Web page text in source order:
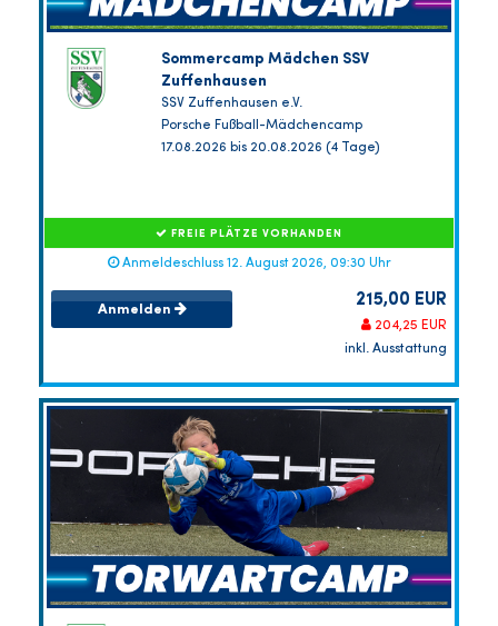
Sommercamp Mädchen SSV
Zuffenhausen
SSV Zuffenhausen e.V.
Porsche Fußball-Mädchencamp
17.08.2026 bis 20.08.2026 (4 Tage)
FREIE PLÄTZE VORHANDEN
Anmeldeschluss 12. August 2026, 09:30 Uhr
Anmelden 215,00 EUR
204,25 EUR
inkl. Ausstattung